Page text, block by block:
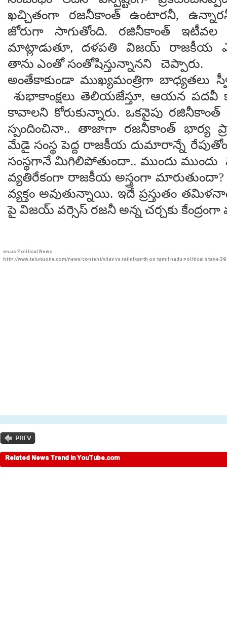
ఖచ్చితంగా రజనీకాంత్ ఉంటారనీ,
జోరుగా సాగుతోంది. రజినీకాంత్ ఇటీవల
మాట్లాడుతూ, దళపతి విజయ్ రాజకీయ
తాను ఎంతో సంతోషిస్తున్నానని చెప్పారు.
అంతేకాకుండా ముఖ్యమంత్రిగా బాధ్యతలు
శుభాకాంక్షలు తెలియజేస్తూ, ఆయన
కావాలని కోరుకున్నారు. ఒకవైపు
స్పందించినా.. తాజాగా రజనీకాంత్ భార్య
మేడై సంస్థ పెద్ద రాజకీయ దుమారాన్నే
సంస్థగానే మిగిలిపోతుందా.. ముందు
వ్యతిరేకంగా రాజకీయ అస్త్రంగా
వ్యక్తం అవుతున్నాయి. ఇదే ప్రస్తుతం
పై విజయ్ వర్సెస్ రజనీ అన్న చర్చకు
en-usPolitical News
http://www.teluguone.com/news/content/vijay-vs-rajinikanth-on-tamil-nadu-political-stage-